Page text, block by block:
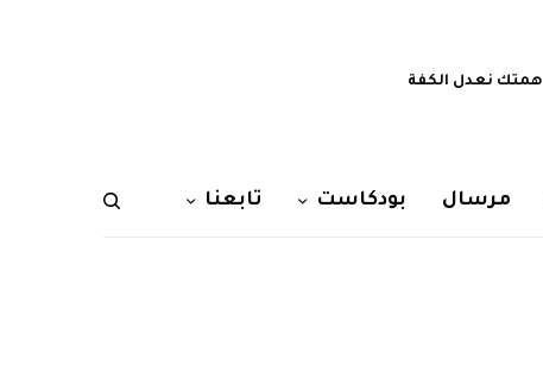
همتك نعدل الكفة
مرسال بودكاست تابعنا